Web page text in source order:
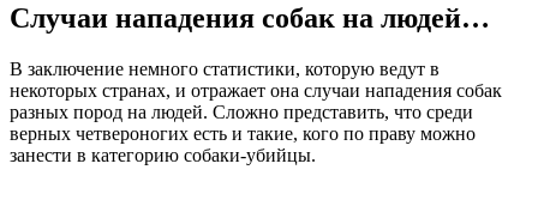
Случаи нападения собак на людей…
В заключение немного статистики, которую ведут в
некоторых странах, и отражает она случаи нападения собак
разных пород на людей. Сложно представить, что среди
верных четвероногих есть и такие, кого по праву можно
занести в категорию собаки-убийцы.